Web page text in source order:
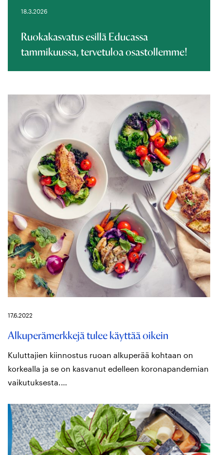
18.3.2026
Ruokakasvatus esillä Educassa
tammikuussa, tervetuloa osastollemme!
17.6.2022
Alkuperämerkkejä tulee käyttää oikein
Kuluttajien kiinnostus ruoan alkuperää kohtaan on
korkealla ja se on kasvanut edelleen koronapandemian
vaikutuksesta.…